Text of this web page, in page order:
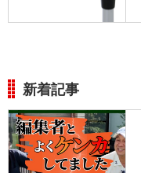
新着記事